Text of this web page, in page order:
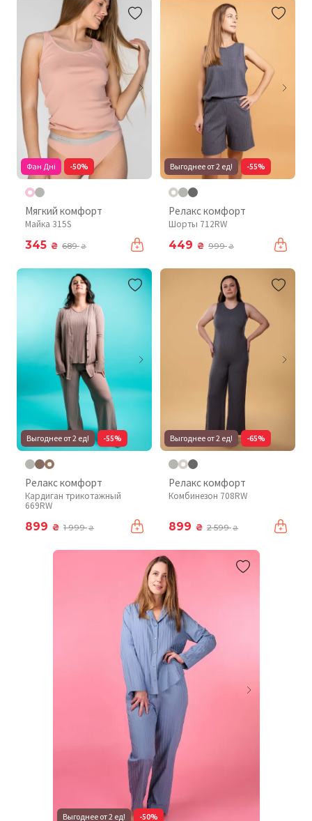
Фан Дні -50%
Мягкий комфорт
Майка 315S
345 ₴ 689₴
Выгоднее от 2 ед! -55%
Релакс комфорт
Шорты 712RW
449 ₴ 999₴
Выгоднее от 2 ед! -55%
Релакс комфорт
Кардиган трикотажный
669RW
899 ₴ 1 999₴
Выгоднее от 2 ед! -65%
Релакс комфорт
Комбинезон 708RW
899 ₴ 2 599₴
Выгоднее от 2 ед! -50%